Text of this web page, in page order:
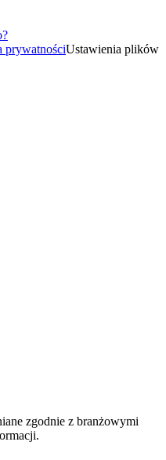
prywatnościUstawienia plików
zgodnie z branżowymi